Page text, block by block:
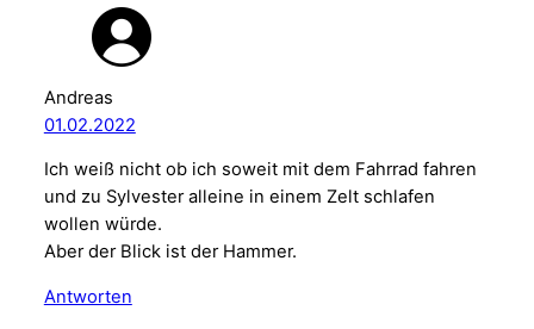
Andreas
01.02.2022
Ich weiß nicht ob ich soweit mit dem Fahrrad fahren
und zu Sylvester alleine in einem Zelt schlafen
wollen würde.
Aber der Blick ist der Hammer.
Antworten